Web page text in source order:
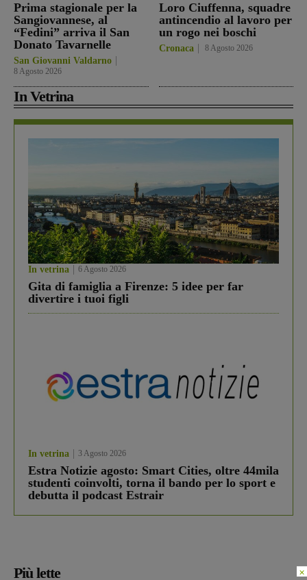
Prima stagionale per la
Sangiovannese, al
“Fedini” arriva il San
Donato Tavarnelle
San Giovanni Valdarno
8 Agosto 2026
Loro Ciuffenna, squadre
antincendio al lavoro per
un rogo nei boschi
Cronaca 8 Agosto 2026
In Vetrina
In vetrina 6 Agosto 2026
Gita di famiglia a Firenze: 5 idee per far
divertire i tuoi figli
In vetrina 3 Agosto 2026
Estra Notizie agosto: Smart Cities, oltre 44mila
studenti coinvolti, torna il bando per lo sport e
debutta il podcast Estrair
Più lette ×